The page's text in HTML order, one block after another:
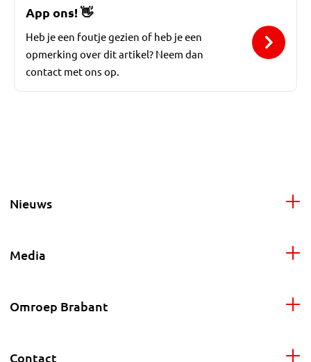
App ons!👋
Heb je een foutje gezien of heb je een
opmerking over dit artikel? Neem dan
contact met ons op.
Nieuws
Media
Omroep Brabant
Contact